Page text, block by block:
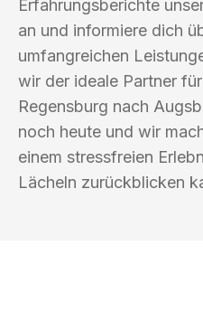
Erfahrungsberichte
an und informiere dich
umfangreichen
wir der ideale Partner
Regensburg nach
noch heute und wir
einem stressfreien
Lächeln zurückblicken